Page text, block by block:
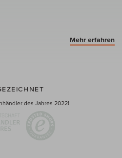
Mehr erfahren
des Jahres 2022!